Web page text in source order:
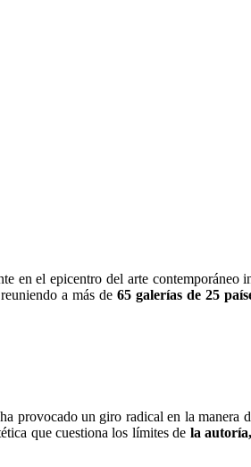
en el epicentro del arte contemporáneo
a más de65 galerías de 25
provocado un giro radical en la manera
que cuestiona los límites de la